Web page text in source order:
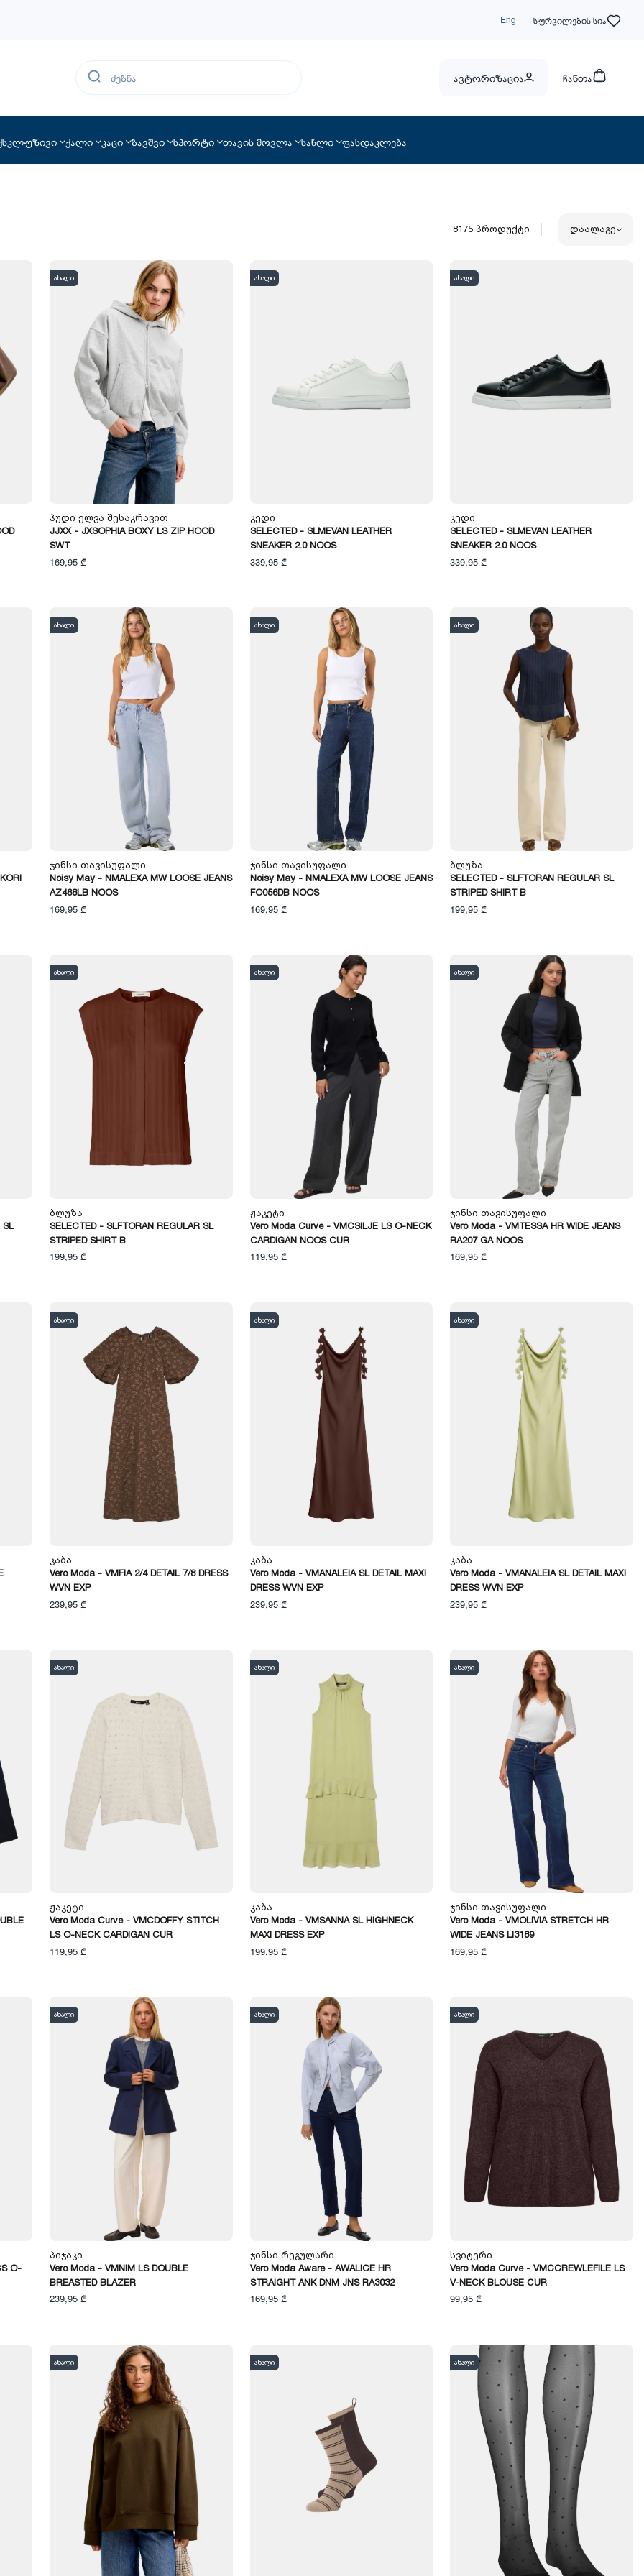
Eng სურვილების სია
ავტორიზაცია ჩანთა
ქალი კაცი ბავშვი სპორტი თავის მოვლა სახლი ფასდაკლება
8175პროდუქტი დაალაგე
ახალი
Ჰუდი Ელვა Შესაკრავით
JJXX - JXSOPHIA BOXY LS ZIP HOOD
SWT
169,95 ₾
ახალი
Კედი
SELECTED - SLMEVAN LEATHER
SNEAKER 2.0 NOOS
339,95 ₾
ახალი
Კედი
SELECTED - SLMEVAN LEATHER
SNEAKER 2.0 NOOS
339,95 ₾
ახალი
Ჯინსი Თავისუფალი
Noisy May - NMALEXA MW LOOSE JEANS
AZ468LB NOOS
169,95 ₾
ახალი
Ჯინსი Თავისუფალი
Noisy May - NMALEXA MW LOOSE JEANS
FO056DB NOOS
169,95 ₾
ახალი
Ბლუზა
SELECTED - SLFTORAN REGULAR SL
STRIPED SHIRT B
199,95 ₾
SL
ახალი
Ბლუზა
SELECTED - SLFTORAN REGULAR SL
STRIPED SHIRT B
199,95 ₾
ახალი
Ჟაკეტი
Vero Moda Curve - VMCSILJE LS O-NECK
CARDIGAN NOOS CUR
119,95 ₾
ახალი
Ჯინსი Თავისუფალი
Vero Moda - VMTESSA HR WIDE JEANS
RA207 GA NOOS
169,95 ₾
ახალი
Კაბა
Vero Moda - VMFIA 2/4 DETAIL 7/8 DRESS
WVN EXP
239,95 ₾
ახალი
Კაბა
Vero Moda - VMANALEIA SL DETAIL MAXI
DRESS WVN EXP
239,95 ₾
ახალი
Კაბა
Vero Moda - VMANALEIA SL DETAIL MAXI
DRESS WVN EXP
239,95 ₾
ახალი
Ჟაკეტი
Vero Moda Curve - VMCDOFFY STITCH
LS O-NECK CARDIGAN CUR
119,95 ₾
ახალი
Კაბა
Vero Moda - VMSANNA SL HIGHNECK
MAXI DRESS EXP
199,95 ₾
ახალი
Ჯინსი Თავისუფალი
Vero Moda - VMOLIVIA STRETCH HR
WIDE JEANS LI3189
169,95 ₾
O-
ახალი
Პიჯაკი
Vero Moda - VMNIM LS DOUBLE
BREASTED BLAZER
239,95 ₾
ახალი
Ჯინსი Რეგულარი
Vero Moda Aware - AWALICE HR
STRAIGHT ANK DNM JNS RA3032
169,95 ₾
ახალი
Სვიტერი
Vero Moda Curve - VMCCREWLEFILE LS
V-NECK BLOUSE CUR
99,95 ₾
ახალი ახალი ახალი